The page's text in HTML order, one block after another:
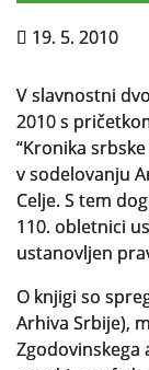
Za uporabnike
Vloga za čitalnico
Vodnik po
VAČ –
Za ustvarjalce
Strokovna
Gradivo
19. 5. 2010
V slavnostni
2010 s
“Kronika
v sodelovanju
Celje. S tem
110. obletnici
ustanovljen
O knjigi so
Arhiva Srbije),
Zgodovinskega